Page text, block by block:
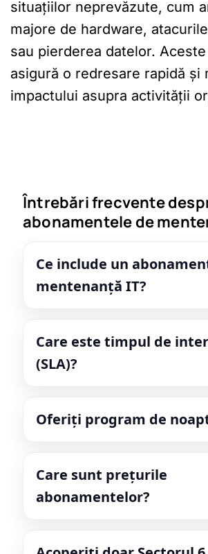
situațiilor neprevăzute, cum
majore de hardware,
sau pierderea datelor.
asigură o redresare rapidă și
impactului asupra activității
Întrebări frecvente
abonamentele de
Ce include un
mentenanță IT?
Care este timpul de
(SLA)?
Oferiți program de
Care sunt prețurile
abonamentelor?